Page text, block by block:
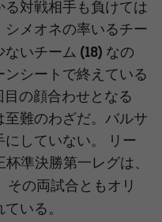
対戦相手も負けては
メオネの率いるチー
ないチーム (18) なの
シートで終えている
目の顔合わせとなる
難のわざだ。バルサ
していない。 リー
準決勝第一レグは、
その両試合ともオリ
いる。